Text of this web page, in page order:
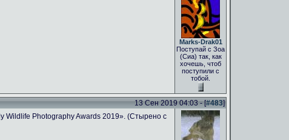
Marks-Drak01
Поступай с Зоа
(Сиа) так, как
хочешь, чтоб
поступили с
тобой.
13 Сен 2019 04:03 - [#483]
Wildlife Photography Awards 2019». (Стырено с